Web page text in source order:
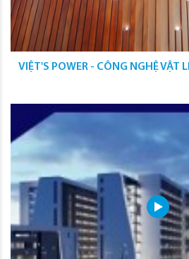
VIỆT'S POWER - CÔNG NGHỆ VẬT